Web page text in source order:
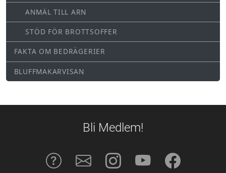
ANMÄL TILL ARN
STÖD FÖR BROTTSOFFER
FAKTA OM BEDRÄGERIER
BLUFFMAKARVISAN
Bli Medlem!